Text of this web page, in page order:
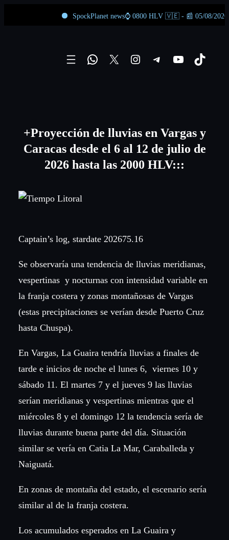
SpockPlanet news⌚ 0800 HLV 🇻🇪 - 📰 05/08/2026
WhatsApp
X Instagram
Telegram
YouTube
TikTok
+Proyección de lluvias en Vargas y
Caracas desde el 6 al 12 de julio de
2026 hasta las 2000 HLV:::
Captain’s log, stardate 202675.16
Se observaría una tendencia de lluvias meridianas,
vespertinas y nocturnas con intensidad variable en
la franja costera y zonas montañosas de Vargas
(estas precipitaciones se verían desde Puerto Cruz
hasta Chuspa).
En Vargas, La Guaira tendría lluvias a finales de
tarde e inicios de noche el lunes 6, viernes 10 y
sábado 11. El martes 7 y el jueves 9 las lluvias
serían meridianas y vespertinas mientras que el
miércoles 8 y el domingo 12 la tendencia sería de
lluvias durante buena parte del día. Situación
similar se vería en Catia La Mar, Caraballeda y
Naiguatá.
En zonas de montaña del estado, el escenario sería
similar al de la franja costera.
Los acumulados esperados en La Guaira y